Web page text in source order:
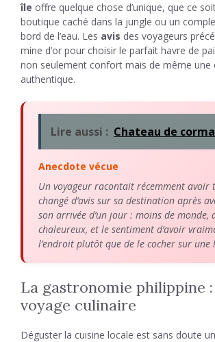
île offre quelque chose d’unique, que ce
boutique caché dans la jungle ou un
bord de l’eau. Les avis des voyageurs
mine d’or pour choisir le parfait havre de
non seulement confort mais de même une
authentique.
Lire aussi : Chateau de
Anecdote vécue
Un voyageur racontait récemment avoir
changé d’avis sur sa destination après
son arrivée d’un jour : moins de monde,
chaleureux, et le sentiment d’avoir
l’endroit plutôt que de le cocher sur une
La gastronomie philippine
voyage culinaire
Déguster la cuisine locale est sans doute